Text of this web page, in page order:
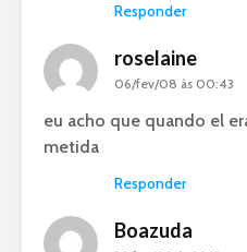
Responder
roselaine
06/fev/08 às 00:43
eu acho que quando el
metida
Responder
Boazuda